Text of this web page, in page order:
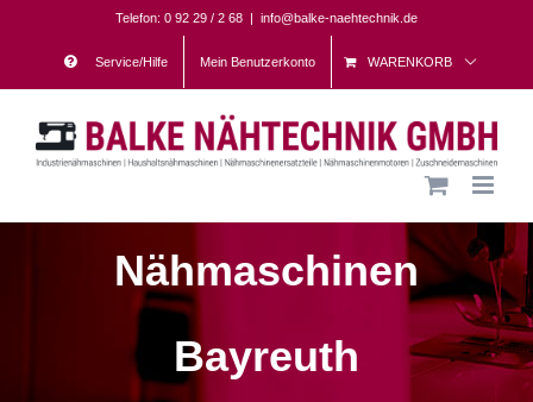
content
Telefon: 0 92 29 / 2 68 | info@balke-naehtechnik.de
Service/Hilfe Mein Benutzerkonto WARENKORB
Nähmaschinen
Bayreuth